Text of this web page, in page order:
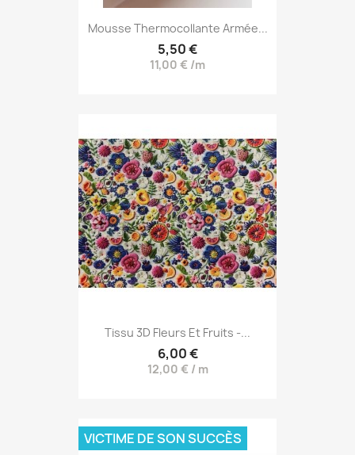
Mousse Thermocollante Armée...
5,50 €
11,00 € /m
Tissu 3D Fleurs Et Fruits -...
6,00 €
12,00 € / m
VICTIME DE SON SUCCÈS